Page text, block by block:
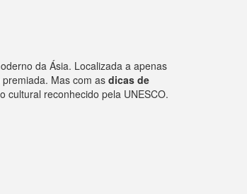
da Ásia. Localizada a apenas
Mas com as dicas de
cultural reconhecido pela UNESCO.